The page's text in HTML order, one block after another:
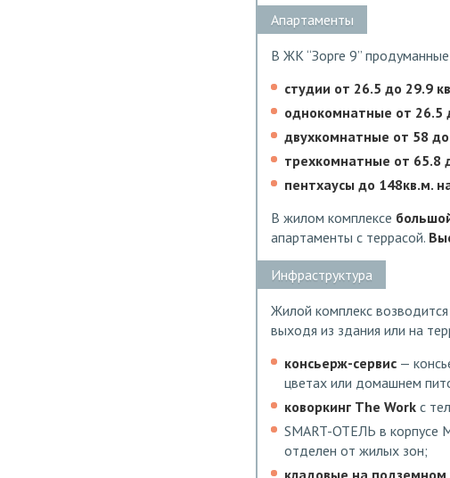
Апартаменты
В ЖК “Зорге 9”
студии от 26.5 до 29.9
однокомнатные от 26.5
двухкомнатные от 58
трехкомнатные от 65.8
пентхаусы до 148кв.м.
В жилом комплексе
апартаменты с террасой.
Инфраструктура
Жилой комплекс
выходя из здания или на
консьерж-сервис —
цветах или домашнем
коворкинг The Work с
SMART-ОТЕЛЬ в корпусе
отделен от жилых зон;